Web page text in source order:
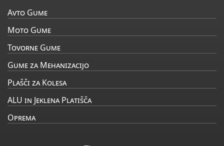
Avto Gume
Moto Gume
Tovorne Gume
Gume za Mehanizacijo
Plašči za Kolesa
ALU in Jeklena Platišča
Oprema